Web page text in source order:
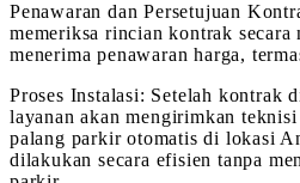
Penawaran dan Persetujuan
memeriksa rincian kontrak secara
menerima penawaran harga,
Proses Instalasi: Setelah kontrak
layanan akan mengirimkan
palang parkir otomatis di lokasi
dilakukan secara efisien tanpa